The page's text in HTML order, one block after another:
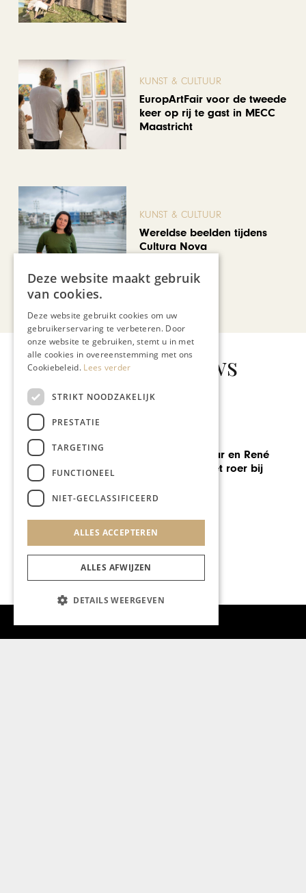
KUNST & CULTUUR
EuropArtFair voor de tweede
keer op rij te gast in MECC
Maastricht
KUNST & CULTUUR
Wereldse beelden tijdens
Cultura Nova
Bekijk alle artikelen
Gerelateerd nieuws
George Taselaar en René
Persoon aan het roer bij
Deze website maakt gebruik
van cookies.
Deze website gebruikt cookies om uw
gebruikerservaring te verbeteren. Door
onze website te gebruiken, stemt u in met
alle cookies in overeenstemming met ons
Cookiebeleid. Lees verder
STRIKT NOODZAKELIJK
PRESTATIE
TARGETING
FUNCTIONEEL
NIET-GECLASSIFICEERD
ALLES ACCEPTEREN
ALLES AFWIJZEN
DETAILS WEERGEVEN